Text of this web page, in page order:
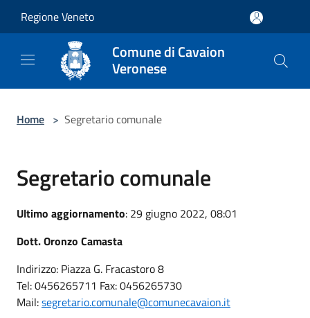
Regione Veneto
Comune di Cavaion
Veronese
Home > Segretario comunale
Segretario comunale
Ultimo aggiornamento: 29 giugno 2022, 08:01
Dott. Oronzo Camasta
Indirizzo: Piazza G. Fracastoro 8
Tel: 0456265711 Fax: 0456265730
Mail:segretario.comunale@comunecavaion.it